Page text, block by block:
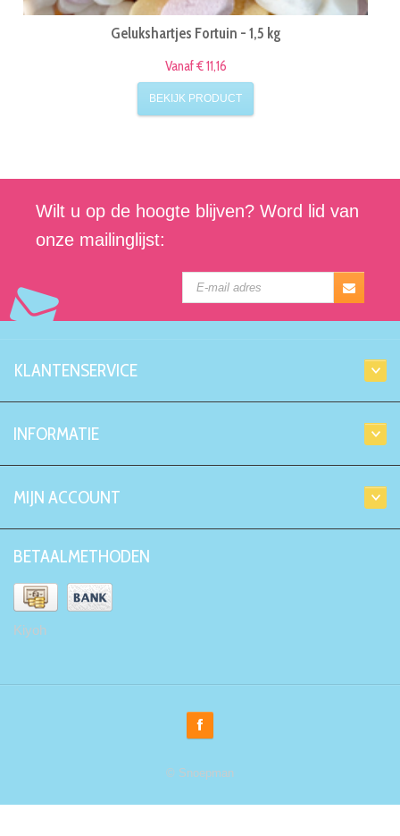
Gelukshartjes Fortuin - 1,5 kg
Vanaf € 11,16
BEKIJK PRODUCT
Wilt u op de hoogte blijven? Word lid van
onze mailinglijst:
KLANTENSERVICE
INFORMATIE
MIJN ACCOUNT
BETAALMETHODEN
Kiyoh
© Snoepman